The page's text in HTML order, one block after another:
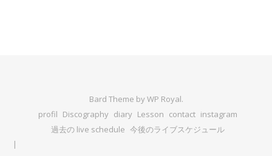
Bard Theme byWP Royal.
profil Discography diary Lesson contact instagram
過去の live schedule 今後のライブスケジュール